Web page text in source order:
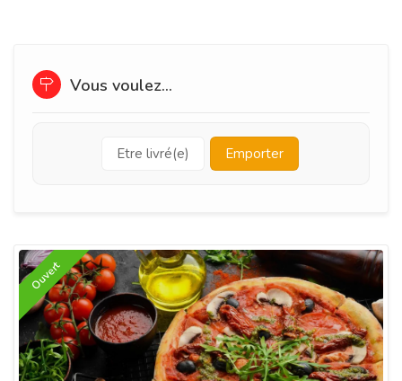
Vous voulez...
Etre livré(e) Emporter
Ouvert